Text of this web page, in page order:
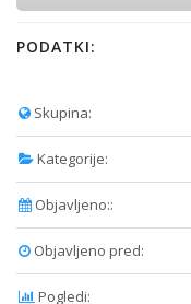
PODATKI:
Skupina:
Kategorije:
Objavljeno::
Objavljeno pred:
Pogledi: